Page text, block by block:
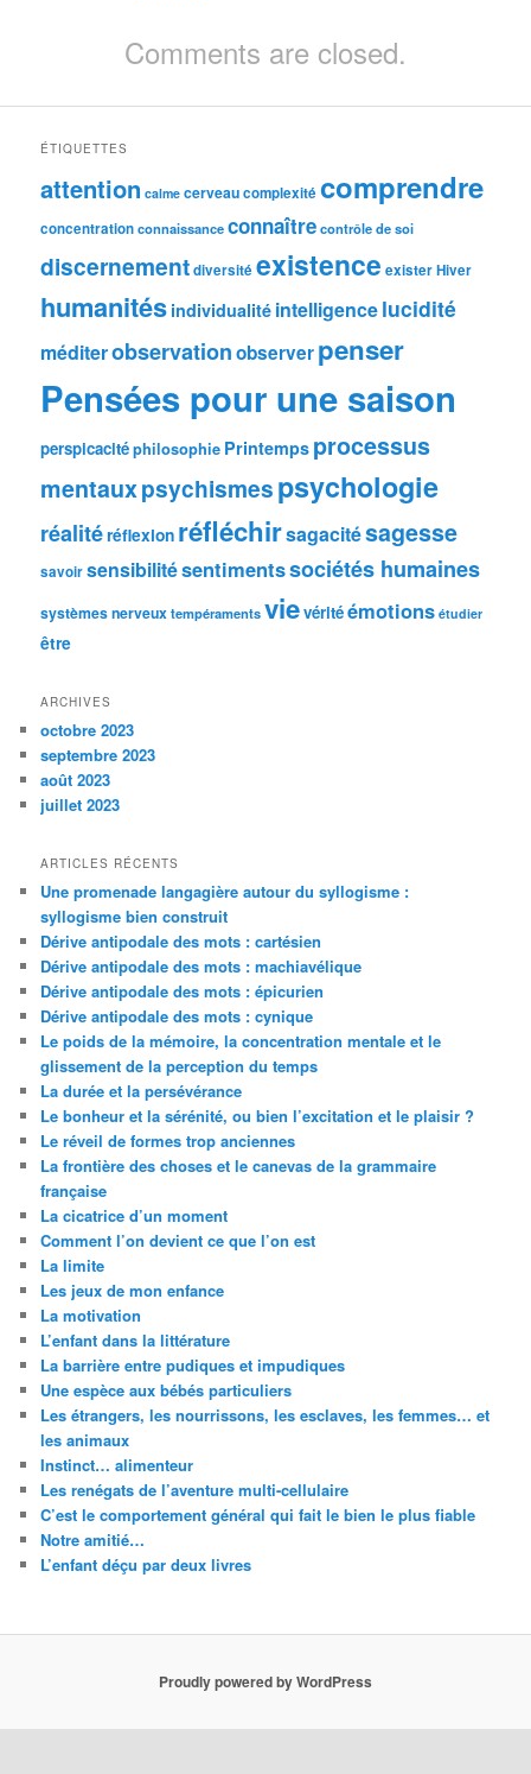
Comments are closed.
ÉTIQUETTES
attention calme cerveaucomplexité comprendre
concentrationconnaissanceconnaîtrecontrôle de soi
discernementdiversité existence existerHiver
humanités individualité intelligencelucidité
méditerobservationobserverpenser
Pensées pour une saison
perspicacitéphilosophie Printemps processus
mentauxpsychismespsychologie
réalitéréflexion réfléchirsagacitésagesse
savoirsensibilitésentimentssociétés humaines
systèmes nerveuxtempéramentsvievéritéémotions étudier
être
ARCHIVES
octobre 2023
septembre 2023
août 2023
juillet 2023
ARTICLES RÉCENTS
Une promenade langagière autour du syllogisme :
syllogisme bien construit
Dérive antipodale des mots : cartésien
Dérive antipodale des mots : machiavélique
Dérive antipodale des mots : épicurien
Dérive antipodale des mots : cynique
Le poids de la mémoire, la concentration mentale et le
glissement de la perception du temps
La durée et la persévérance
Le bonheur et la sérénité, ou bien l’excitation et le plaisir ?
Le réveil de formes trop anciennes
La frontière des choses et le canevas de la grammaire
française
La cicatrice d’un moment
Comment l’on devient ce que l’on est
La limite
Les jeux de mon enfance
La motivation
L’enfant dans la littérature
La barrière entre pudiques et impudiques
Une espèce aux bébés particuliers
Les étrangers, les nourrissons, les esclaves, les femmes… et
les animaux
Instinct… alimenteur
Les renégats de l’aventure multi-cellulaire
C’est le comportement général qui fait le bien le plus fiable
Notre amitié…
L’enfant déçu par deux livres
Proudly powered by WordPress